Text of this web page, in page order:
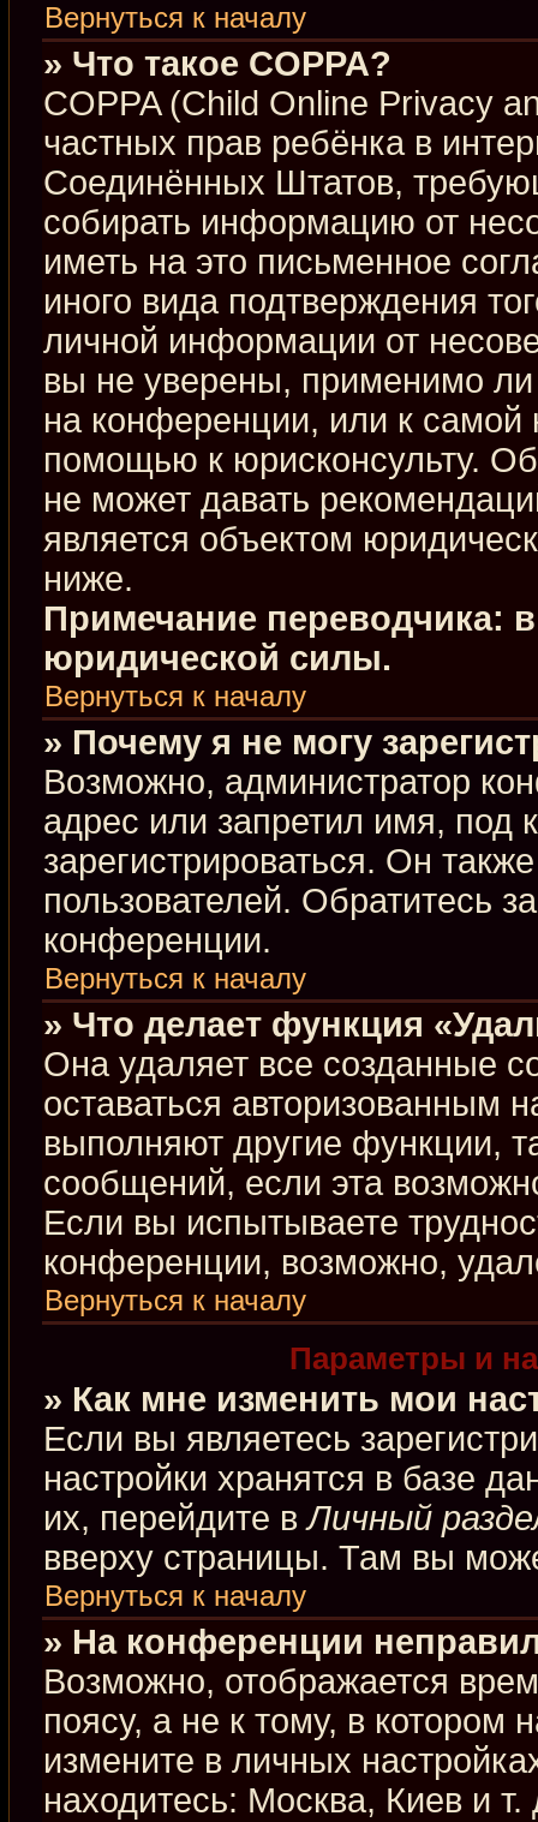
Вернуться к началу
» Что такое COPPA?
COPPA (Child Online Privacy
частных прав ребёнка в
Соединённых Штатов,
собирать информацию от
иметь на это письменное
иного вида подтверждения
личной информации от
вы не уверены, применимо
на конференции, или к самой
помощью к юрисконсульту.
не может давать
является объектом
ниже.
Примечание переводчика:
юридической силы.
Вернуться к началу
» Почему я не могу
Возможно, администратор
адрес или запретил имя, под
зарегистрироваться. Он
пользователей. Обратитесь
конференции.
Вернуться к началу
» Что делает функция
Она удаляет все созданные
оставаться авторизованным
выполняют другие функции,
сообщений, если эта
Если вы испытываете
конференции, возможно,
Вернуться к началу
Параметры и
» Как мне изменить мои
Если вы являетесь
настройки хранятся в базе
их, перейдите вЛичный
вверху страницы. Там вы
Вернуться к началу
» На конференции
Возможно, отображается
поясу, а не к тому, в котором
измените в личных
находитесь: Москва, Киев и